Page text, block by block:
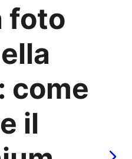
foto
come
il